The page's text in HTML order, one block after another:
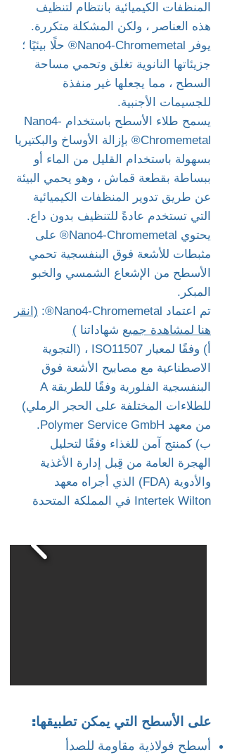
المنظفات الكيميائية بانتظام لتنظيف
هذه العناصر ، ولكن المشكلة متكررة.
يوفر Nano4-Chromemetal® حلًا بيئيًا ؛
جزيئاتها النانوية تغلق وتحمي مساحة
السطح ، مما يجعلها غير منفذة
للجسيمات الأجنبية.
يسمح طلاء الأسطح باستخدام Nano4-
Chromemetal® بإزالة الأوساخ والبكتيريا
بسهولة باستخدام القليل من الماء أو
ببساطة بقطعة قماش ، وهو يحمي البيئة
عن طريق تدوير المنظفات الكيميائية
التي تستخدم عادةً للتنظيف بدون داع.
يحتوي Nano4-Chromemetal® على
مثبطات للأشعة فوق البنفسجية تحمي
الأسطح من الإشعاع الشمسي والخبو
المبكر.
تم اعتماد Nano4-Chromemetal®:
(انقر
هنا لمشاهدة جميع شهاداتنا )
أ) وفقًا لمعيار ISO11507 ، (التجوية
الاصطناعية مع مصابيح الأشعة فوق
البنفسجية الفلورية وفقًا للطريقة A
للطلاءات المختلفة على الحجر الرملي)
من معهد Polymer Service GmbH.
ب) كمنتج آمن للغذاء وفقًا لتحليل
الهجرة العامة من قِبل إدارة الأغذية
والأدوية (FDA) الذي أجراه معهد
Intertek Wilton في المملكة المتحدة
على الأسطح التي يمكن تطبيقها:
أسطح فولاذية مقاومة للصدأ